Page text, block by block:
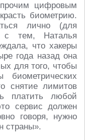
цифровым
биометрию.
лично (для
с тем, Наталья
что хакеры
года назад она
для того, чтобы
снятие лимитов
платить любой
сервис должен
говоря, нужно
страны».